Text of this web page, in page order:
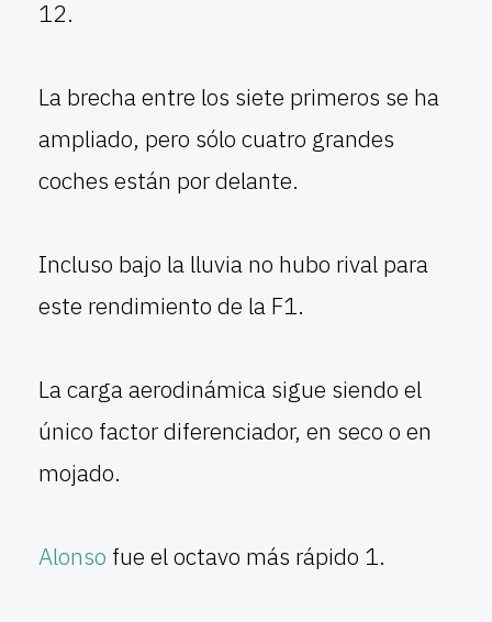
12.
La brecha entre los siete primeros se ha
ampliado, pero sólo cuatro grandes
coches están por delante.
Incluso bajo la lluvia no hubo rival para
este rendimiento de la F1.
La carga aerodinámica sigue siendo el
único factor diferenciador, en seco o en
mojado.
Alonso fue el octavo más rápido 1.